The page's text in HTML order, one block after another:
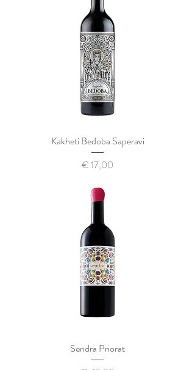
Kakheti Bedoba Saperavi
Prijs
€ 17,00
Sendra Priorat